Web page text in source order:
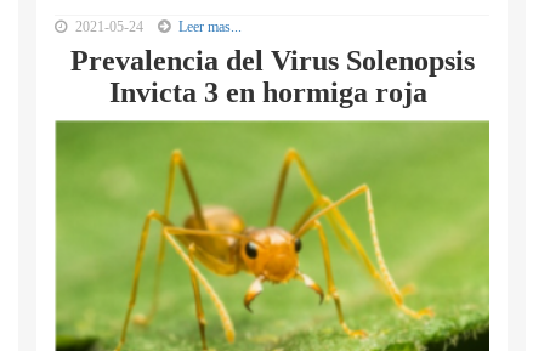
2021-05-24 Leer mas...
Prevalencia del Virus Solenopsis
Invicta 3 en hormiga roja